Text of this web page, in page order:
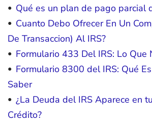
Qué es un plan de pago parcial
Cuanto Debo Ofrecer En Un
De Transaccion) Al IRS?
Formulario 433 Del IRS: Lo Que
Formulario 8300 del IRS: Qué
Saber
¿La Deuda del IRS Aparece en
Crédito?